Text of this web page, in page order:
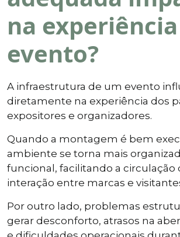
na
evento?
A infraestrutura de um evento
diretamente na experiência dos
expositores e organizadores.
Quando a montagem é bem
ambiente se torna mais
funcional, facilitando a circulação
interação entre marcas e
Por outro lado, problemas
gerar desconforto, atrasos na